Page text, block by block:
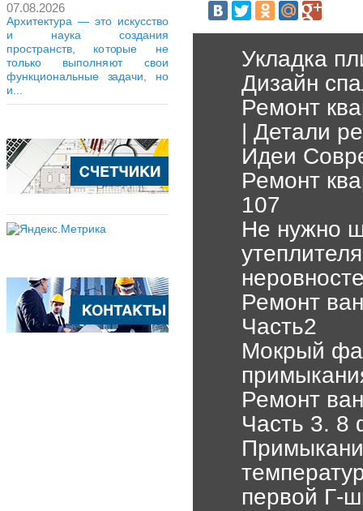
07.08.2026
Архитектура — это искусство
и наука создания
пространств, которые не
только выполняют свои
функциональные задачи, но
и...
Укладка
Дизайн
Ремонт
| Детали
Идеи
Ремонт
107
Не нужно
Ремонт
Часть2
Мокрый
Ремонт
Часть 3. 8
первой Г-